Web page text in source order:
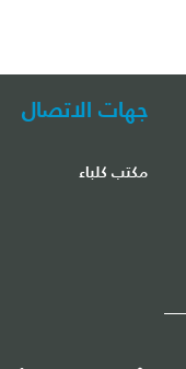
جهات الاتصال
مكتب كلباء